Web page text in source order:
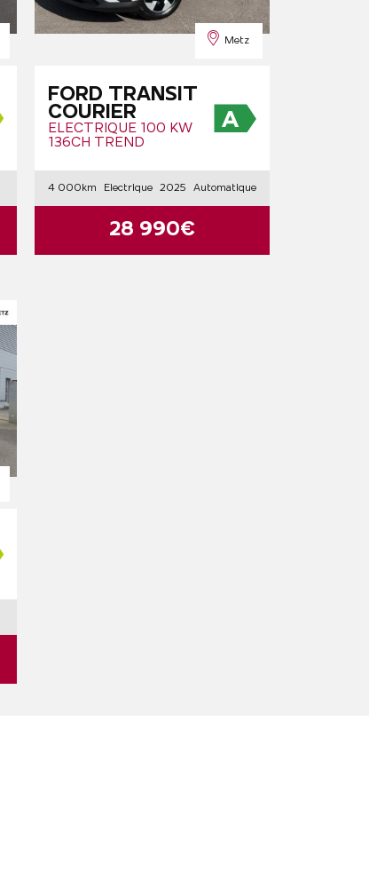
Metz
FORD TRANSIT
COURIER
ELECTRIQUE 100 KW
136CH TREND
4 000km Electrique 2025 Automatique
28 990€